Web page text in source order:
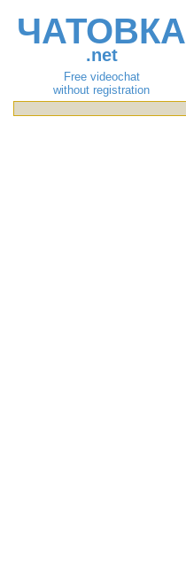
ЧАТОВКА
.net
Free videochat
without registration